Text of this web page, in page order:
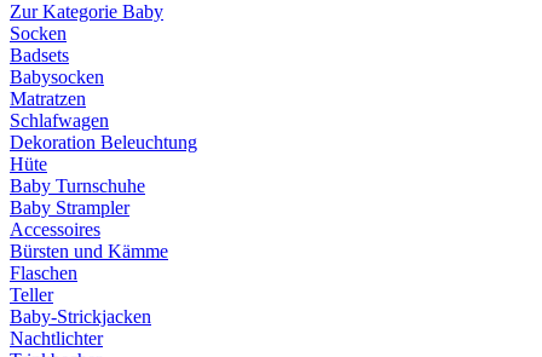
Zur Kategorie Baby
Socken
Badsets
Babysocken
Matratzen
Schlafwagen
Dekoration Beleuchtung
Hüte
Baby Turnschuhe
Baby Strampler
Accessoires
Bürsten und Kämme
Flaschen
Teller
Baby-Strickjacken
Nachtlichter